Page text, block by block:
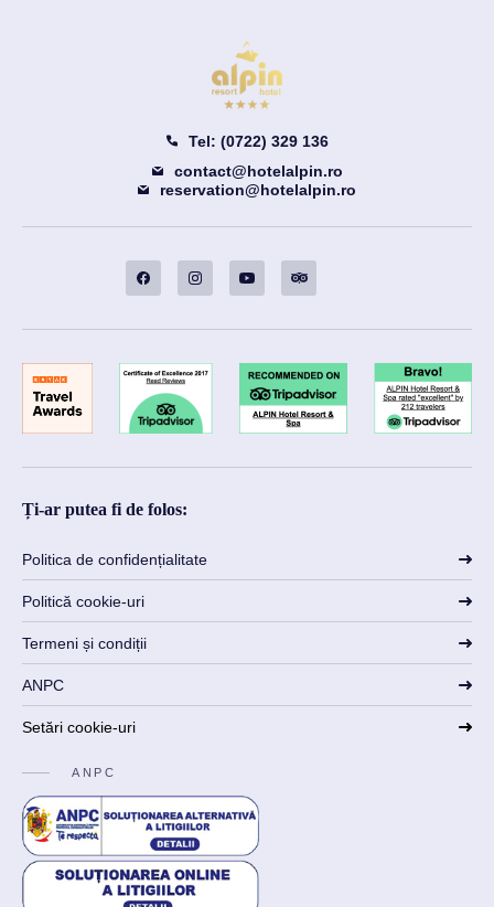
Tel: (0722) 329 136
contact@hotelalpin.ro
reservation@hotelalpin.ro
Ți-ar putea fi de folos:
Politica de confidențialitate
Politică cookie-uri
Termeni și condiții
ANPC
Setări cookie-uri
ANPC